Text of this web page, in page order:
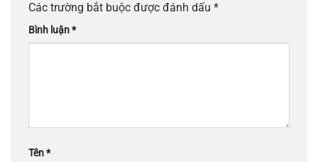
Các trường bắt buộc được đánh dấu *
Bình luận*
Tên*